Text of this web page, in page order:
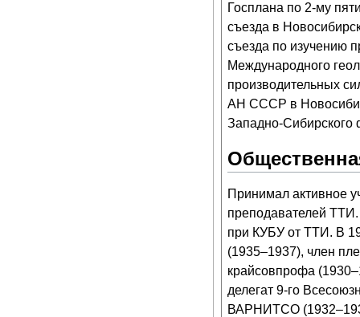
Госплана по 2-му
съезда в
съезда по изучению
Международного
производительных
АН СССР в
Западно-
Принимал активное
преподавателей
при КУБУ от ТТИ. В
(1935–1937), член
крайсовпрофа
делегат 9-го
ВАРНИТСО